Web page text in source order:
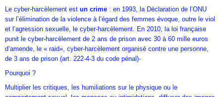
Le cyber-harcèlement est un crime : en 1993, la Déclaration de l’ONU
sur l’élimination de la violence à l’égard des femmes évoque, outre le viol
et l’agression sexuelle, le cyber-harcèlement. En 2010, la loi française
punit le cyber-harcèlement de 2 ans de prison avec 30 à 60 mille euros
d’amende, le « raid», cyber-harcèlement organisé contre une personne,
de 3 ans de prison (art. 222-4-3 du code pénal)-
Pourquoi ?
Multiplier les critiques, les humiliations sur le physique ou le